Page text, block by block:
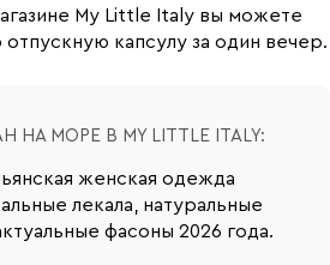
My Little Italy вы можете
капсулу за один вечер.
МОРЕ В MY LITTLE ITALY:
женская одежда
лекала, натуральные
фасоны 2026 года.